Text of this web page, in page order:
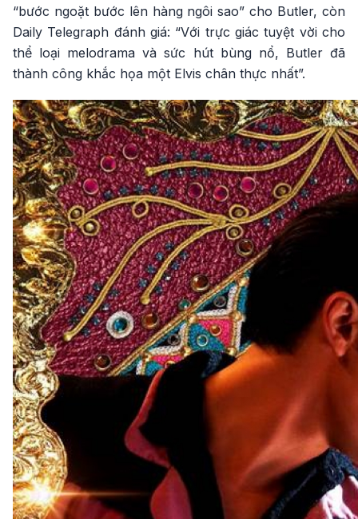
“bước ngoặt bước lên hàng ngôi sao” cho Butler, còn
Daily Telegraph đánh giá: “Với trực giác tuyệt vời cho
thể loại melodrama và sức hút bùng nổ, Butler đã
thành công khắc họa một Elvis chân thực nhất”.